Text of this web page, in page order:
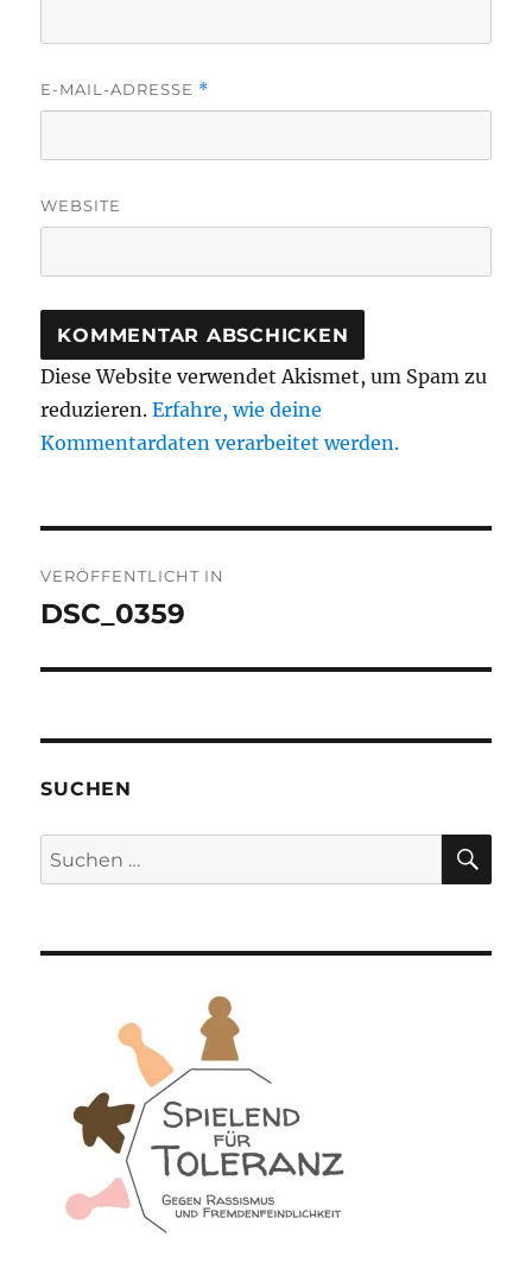
E-MAIL-ADRESSE *
WEBSITE
Diese Website verwendet Akismet, um Spam zu
reduzieren.Erfahre, wie deine
Kommentardaten verarbeitet werden.
VERÖFFENTLICHT IN
DSC_0359
SUCHEN
Suchen
nach: